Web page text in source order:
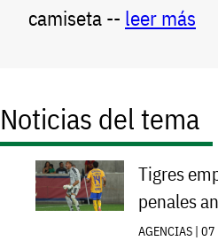
camiseta -- leer más
Noticias del tema
Tigres
penales
AGENCIAS | 07